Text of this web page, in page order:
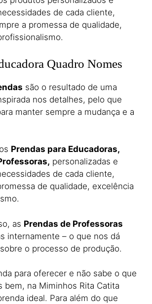
de cada cliente,
a promessa de qualidade,
Quadro Nomes
são o resultado de uma
nos detalhes, pelo que
manter sempre a mudança e a
Prendas para Educadoras,
personalizadas e
de cada cliente,
de qualidade, excelência
as Prendas de Professoras
internamente – o que nos dá
o processo de produção.
para oferecer e não sabe o que
bem, na Miminhos Rita Catita
ideal. Para além do que